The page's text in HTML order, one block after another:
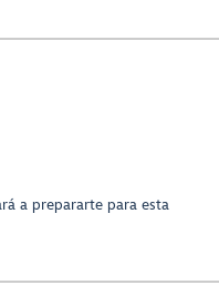
a prepararte para esta